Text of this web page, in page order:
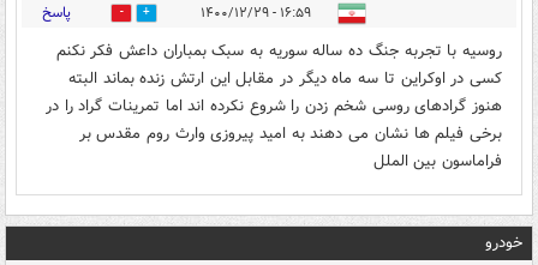
۱۶:۵۹ - ۱۴۰۰/۱۲/۲۹ 0 پاسخ
روسیه با تجربه جنگ ده ساله سوریه به سبک بمباران داعش فکر نکنم
کسی در اوکراین تا سه ماه دیگر در مقابل این ارتش زنده بماند البته
هنوز گرادهای روسی شخم زدن را شروع نکرده اند اما تمرینات گراد را در
برخی فیلم ها نشان می دهند به امید پیروزی وارث روم مقدس بر
فراماسون بین الملل
خودرو